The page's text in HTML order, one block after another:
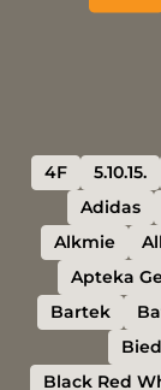
4F 5.10.15.
Adidas
Alkmie
Apteka
Bartek
Black Red